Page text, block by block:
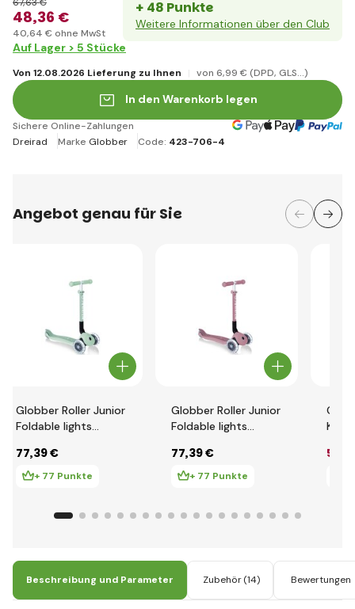
48,36 €
40,64 € ohne MwSt
+ 48 Punkte
Weitere Informationen über den Club
Auf Lager > 5 Stücke
Von 12.08.2026 Lieferung zu Ihnen von 6,99 € (DPD, GLS...)
In den Warenkorb legen
Sichere Online-Zahlungen
Dreirad
Marke Globber Code: 423-706-4
Angebot genau für Sie
Globber Roller Junior
Foldable lights
77,39 €
+ 77 Punkte
Globber Roller Junior
Foldable lights
77,39 €
+ 77 Punkte
58
Beschreibung und Parameter Zubehör (14) Bewertungen